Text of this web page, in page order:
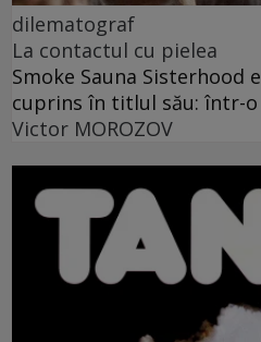
dilematograf
La contactul cu pielea
Smoke Sauna Sisterhood
cuprins în titlul său: într-o
Victor MOROZOV